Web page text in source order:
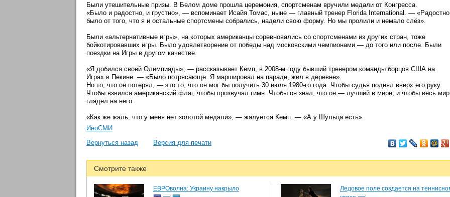
Были утешительные призы. В Белом доме прошла церемония, спортсменам вручили медали от Конгресса.
«Было и радостно, и грустно», — вспоминает Исайя Томас, ныне — главный тренер Florida International. — «Радостно
было от того, что я и остальные спортсмены собрались, надели свою форму. Но мы пролили и немало слёз».
Были «альтернативные игры», на которых американцы соревновались со спортсменами из других стран, тоже
бойкотировавших игры. Было удовлетворение от победы над московскими чемпионами — до того или после. Были
поездки на Игры в другом качестве.
«Я добился своей Олимпиады», — рассказывает Кемп, в 2008-м году бывший тренером команды борцов США на
Играх в Пекине. — «Было потрясающе. Я маршировал на параде, жил в деревне».
Но то, что он потерял, — это то, что он мог бы получить 30 июля 1980-го года. Чтобы судья поднял вверх его руку.
Чтобы взвился американский флаг, чтобы прозвучал гимн. Чтобы он знал, что он — лучший в мире, и чтобы весь мир
глядел на него.
«Как же жаль, что у меня нет золотой медали», — жалуется Кемп. — «А у Шульца есть».
ИноСМИ
Вернуться назад
Версия для печати
Смотрите также
ЕВРОволна: Украину накрыло
Ледовое поле создается на